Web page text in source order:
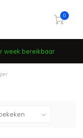
0
week bereikbaar